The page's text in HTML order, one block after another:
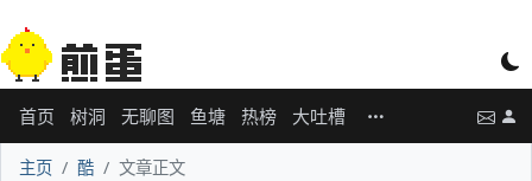
首页 树洞 无聊图 鱼塘 热榜 大吐槽
主页 酷 文章正文